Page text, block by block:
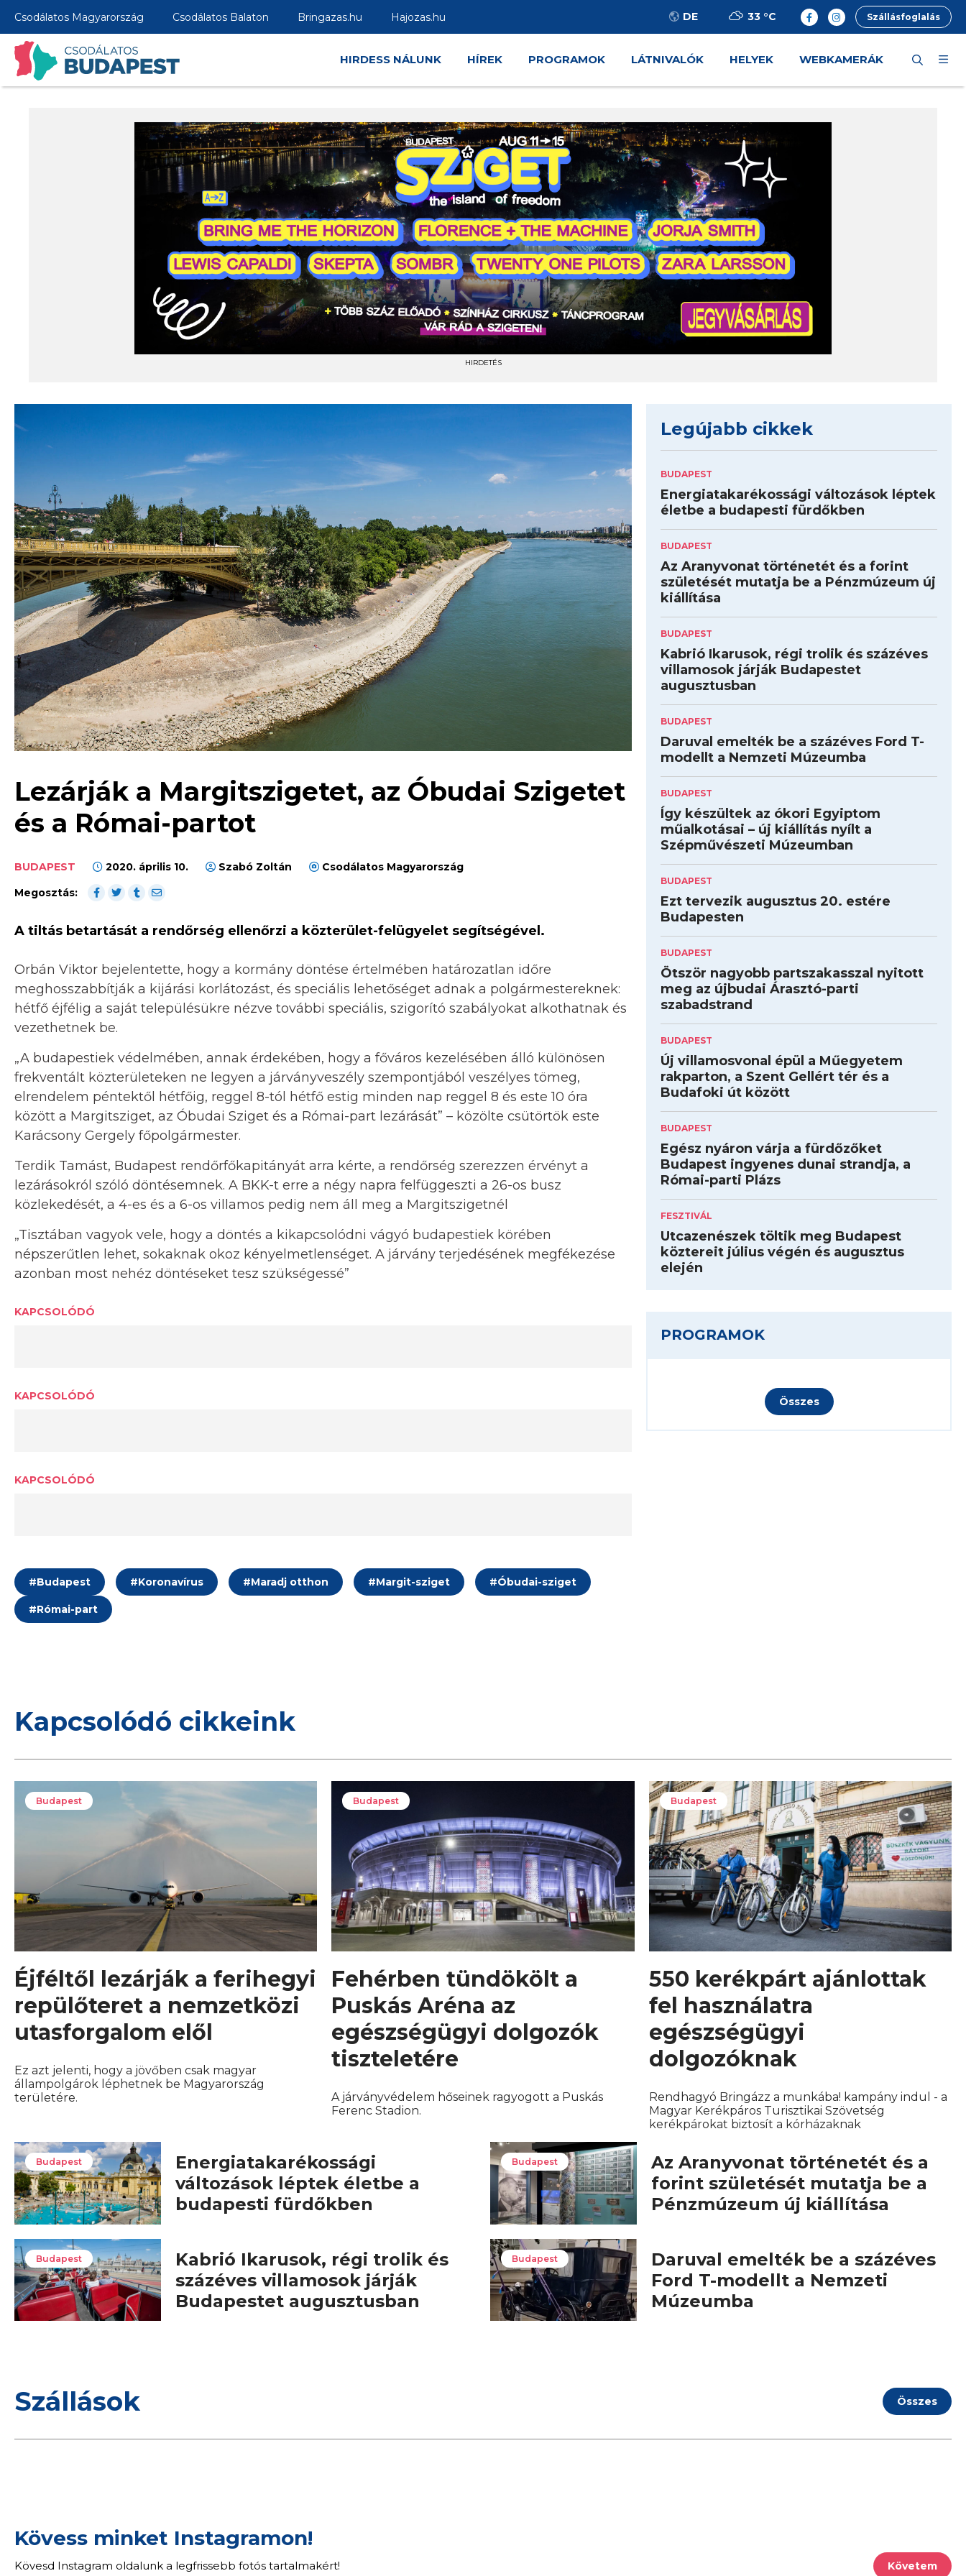
Csodálatos Magyarország Csodálatos Balaton Bringazas.hu Hajozas.hu DE 33 °C Szállásfoglalás
HIRDESS NÁLUNK HÍREK PROGRAMOK LÁTNIVALÓK HELYEK WEBKAMERÁK
HIRDETÉS
Lezárják a Margitszigetet, az Óbudai Szigetet
és a Római-partot
BUDAPEST 2020. április 10. Szabó Zoltán
Csodálatos Magyarország
Megosztás:
A tiltás betartását a rendőrség ellenőrzi a közterület-felügyelet segítségével.
Orbán Viktor bejelentette, hogy a kormány döntése értelmében határozatlan időre
meghosszabbítják a kijárási korlátozást, és speciális lehetőséget adnak a polgármestereknek:
hétfő éjfélig a saját településükre nézve további speciális, szigorító szabályokat alkothatnak és
vezethetnek be.
„A budapestiek védelmében, annak érdekében, hogy a főváros kezelésében álló különösen
frekventált közterületeken ne legyen a járványveszély szempontjából veszélyes tömeg,
elrendelem péntektől hétfőig, reggel 8-tól hétfő estig minden nap reggel 8 és este 10 óra
között a Margitsziget, az Óbudai Sziget és a Római-part lezárását” – közölte csütörtök este
Karácsony Gergely főpolgármester.
Terdik Tamást, Budapest rendőrfőkapitányát arra kérte, a rendőrség szerezzen érvényt a
lezárásokról szóló döntésemnek. A BKK-t erre a négy napra felfüggeszti a 26-os busz
közlekedését, a 4-es és a 6-os villamos pedig nem áll meg a Margitszigetnél
„Tisztában vagyok vele, hogy a döntés a kikapcsolódni vágyó budapestiek körében
népszerűtlen lehet, sokaknak okoz kényelmetlenséget. A járvány terjedésének megfékezése
azonban most nehéz döntéseket tesz szükségessé”
KAPCSOLÓDÓ
KAPCSOLÓDÓ
KAPCSOLÓDÓ
#Budapest #Koronavírus #Maradj otthon #Margit-sziget #Óbudai-sziget
#Római-part
Legújabb cikkek
BUDAPEST
Energiatakarékossági változások léptek
életbe a budapesti fürdőkben
BUDAPEST
Az Aranyvonat történetét és a forint
születését mutatja be a Pénzmúzeum új
kiállítása
BUDAPEST
Kabrió Ikarusok, régi trolik és százéves
villamosok járják Budapestet
augusztusban
BUDAPEST
Daruval emelték be a százéves Ford T-
modellt a Nemzeti Múzeumba
BUDAPEST
Így készültek az ókori Egyiptom
műalkotásai – új kiállítás nyílt a
Szépművészeti Múzeumban
BUDAPEST
Ezt tervezik augusztus 20. estére
Budapesten
BUDAPEST
Ötször nagyobb partszakasszal nyitott
meg az újbudai Árasztó-parti
szabadstrand
BUDAPEST
Új villamosvonal épül a Műegyetem
rakparton, a Szent Gellért tér és a
Budafoki út között
BUDAPEST
Egész nyáron várja a fürdőzőket
Budapest ingyenes dunai strandja, a
Római-parti Plázs
FESZTIVÁL
Utcazenészek töltik meg Budapest
köztereit július végén és augusztus
elején
PROGRAMOK
Összes
Kapcsolódó cikkeink
Budapest
Éjféltől lezárják a ferihegyi
repülőteret a nemzetközi
utasforgalom elől
Ez azt jelenti, hogy a jövőben csak magyar
állampolgárok léphetnek be Magyarország
területére.
Budapest
Fehérben tündökölt a
Puskás Aréna az
egészségügyi dolgozók
tiszteletére
A járványvédelem hőseinek ragyogott a Puskás
Ferenc Stadion.
Budapest
550 kerékpárt ajánlottak
fel használatra
egészségügyi
dolgozóknak
Rendhagyó Bringázz a munkába! kampány indul - a
Magyar Kerékpáros Turisztikai Szövetség
kerékpárokat biztosít a kórházaknak
Budapest
Energiatakarékossági
változások léptek életbe a
budapesti fürdőkben
Budapest
Az Aranyvonat történetét és a
forint születését mutatja be a
Pénzmúzeum új kiállítása
Budapest
Kabrió Ikarusok, régi trolik és
százéves villamosok járják
Budapestet augusztusban
Budapest
Daruval emelték be a százéves
Ford T-modellt a Nemzeti
Múzeumba
Szállások Összes
Kövess minket Instagramon!
Kövesd Instagram oldalunk a legfrissebb fotós tartalmakért! Követem